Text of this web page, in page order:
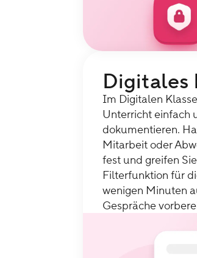
Digitales
Im Digitalen
Unterricht einfach
dokumentieren.
Mitarbeit oder
fest und greifen
Filterfunktion für
wenigen Minuten
Gespräche